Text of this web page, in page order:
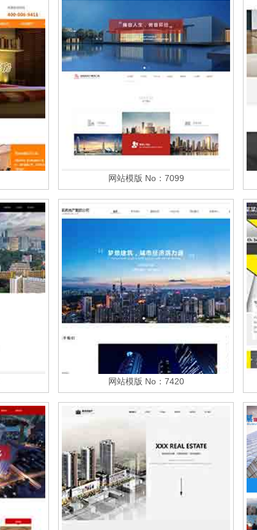
网站模版 No：7099
网站模版 No：7420